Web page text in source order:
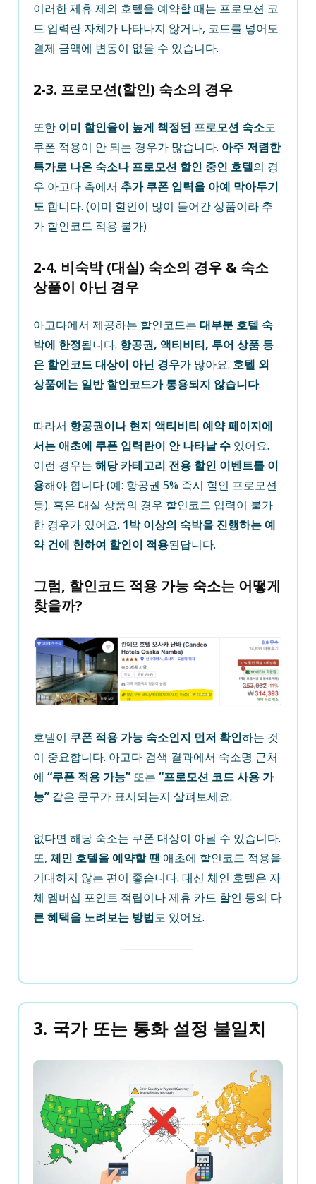
이러한 제휴 제외 호텔을 예약할 때는 프로모션 코
드 입력란 자체가 나타나지 않거나, 코드를 넣어도
결제 금액에 변동이 없을 수 있습니다.
2-3. 프로모션(할인) 숙소의 경우
또한 이미 할인율이 높게 책정된 프로모션 숙소도
쿠폰 적용이 안 되는 경우가 많습니다. 아주 저렴한
특가로 나온 숙소나 프로모션 할인 중인 호텔의 경
우 아고다 측에서 추가 쿠폰 입력을 아예 막아두기
도 합니다. (이미 할인이 많이 들어간 상품이라 추
가 할인코드 적용 불가)
2-4. 비숙박 (대실) 숙소의 경우 & 숙소
상품이 아닌 경우
아고다에서 제공하는 할인코드는 대부분 호텔 숙
박에 한정됩니다. 항공권, 액티비티, 투어 상품 등
은 할인코드 대상이 아닌 경우가 많아요. 호텔 외
상품에는 일반 할인코드가 통용되지 않습니다.
따라서 항공권이나 현지 액티비티 예약 페이지에
서는 애초에 쿠폰 입력란이 안 나타날 수 있어요.
이런 경우는 해당 카테고리 전용 할인 이벤트를 이
용해야 합니다 (예: 항공권 5% 즉시 할인 프로모션
등). 혹은 대실 상품의 경우 할인코드 입력이 불가
한 경우가 있어요. 1박 이상의 숙박을 진행하는 예
약 건에 한하여 할인이 적용된답니다.
그럼, 할인코드 적용 가능 숙소는 어떻게
찾을까?
호텔이 쿠폰 적용 가능 숙소인지 먼저 확인하는 것
이 중요합니다. 아고다 검색 결과에서 숙소명 근처
에 “쿠폰 적용 가능” 또는 “프로모션 코드 사용 가
능” 같은 문구가 표시되는지 살펴보세요.
없다면 해당 숙소는 쿠폰 대상이 아닐 수 있습니다.
또, 체인 호텔을 예약할 땐 애초에 할인코드 적용을
기대하지 않는 편이 좋습니다. 대신 체인 호텔은 자
체 멤버십 포인트 적립이나 제휴 카드 할인 등의 다
른 혜택을 노려보는 방법도 있어요.
3. 국가 또는 통화 설정 불일치